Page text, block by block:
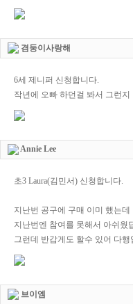
겸둥이사랑해
6세 제니퍼 신청합니다.
작년에 오빠 하던걸 봐서 그런
Annie Lee
초3 Laura(김민서) 신청합니다.
지난번 공구에 구매 이미 했는데
지난번엔 참여를 못해서 아쉬웠
그런데 반갑게도 할수 있어 다
브이엠